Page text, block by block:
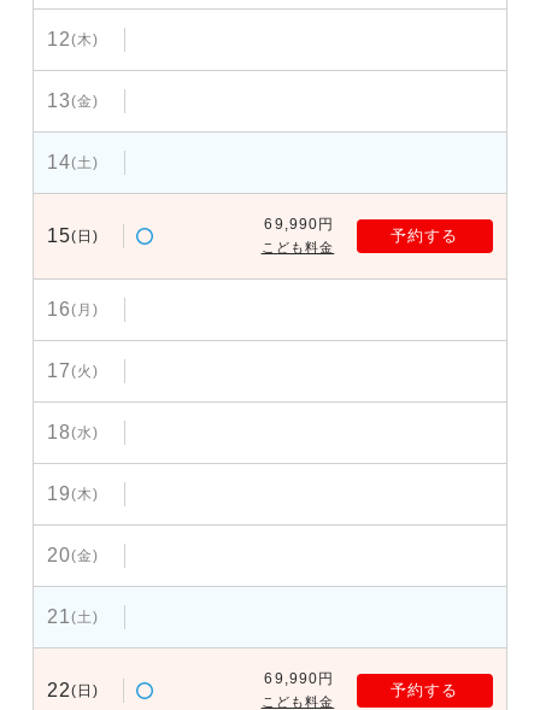
12(木)
13(金)
14(土)
15(日)
69,990円
こども料金
予約する
16(月)
17(火)
18(水)
19(木)
20(金)
21(土)
22(日)
69,990円
こども料金
予約する